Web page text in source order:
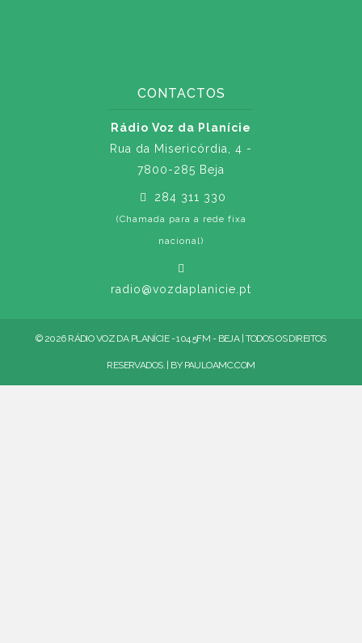
CONTACTOS
Rádio Voz da Planície
Rua da Misericórdia, 4 -
7800-285 Beja
284 311 330
(Chamada para a rede fixa
nacional)
radio@vozdaplanicie.pt
© 2026 RÁDIO VOZ DA PLANÍCIE - 104.5FM - BEJA | TODOS OS DIREITOS
RESERVADOS. | BY PAULOAMC.COM